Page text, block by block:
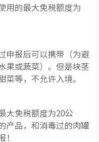
用的最大免税额度为
申报后可以携带（为避
果或蔬菜）。但是块茎
等，不允许入境。
大免税额度为20公
产品，和消毒过的肉罐